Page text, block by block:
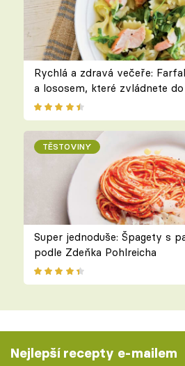
Rychlá a zdravá večeře:
a lososem, které zvládnete
TĚSTOVINY
Super jednoduše: Špagety s
podle Zdeňka Pohlreicha
Nejlepší recepty e-mailem